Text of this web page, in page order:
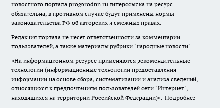
новостного портала progorodnn.ru гиперссылка на ресурс
обязательна, в противном случае будут применены нормы
законодательства РФ об авторских и смежных правах.
Редакция портала не несет ответственности за комментарии
пользователей, а также материалы рубрики "народные новости".
«На информационном ресурсе применяются рекомендательные
технологии (информационные технологии предоставления
информации на основе сбора, систематизации и анализа сведений,
относящихся к предпочтениям пользователей сети "Интернет",
находящихся на территории Российской Федерации)». Подробнее